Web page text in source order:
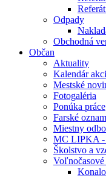
Odpady
Obchodná
Občan
Aktuality
Kalendár
Mestské
Fotogaléria
Ponúka práce
Farské
Miestny
MC LIPKA -
Školstvo a